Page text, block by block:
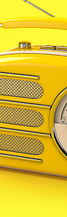
Castellserà
de l’
tota la
tant al
previst que les
ferpilates
’,
gratuïtesi no
fa a l’horari, els
matí i zumba a
al matí, i
farà funcional i